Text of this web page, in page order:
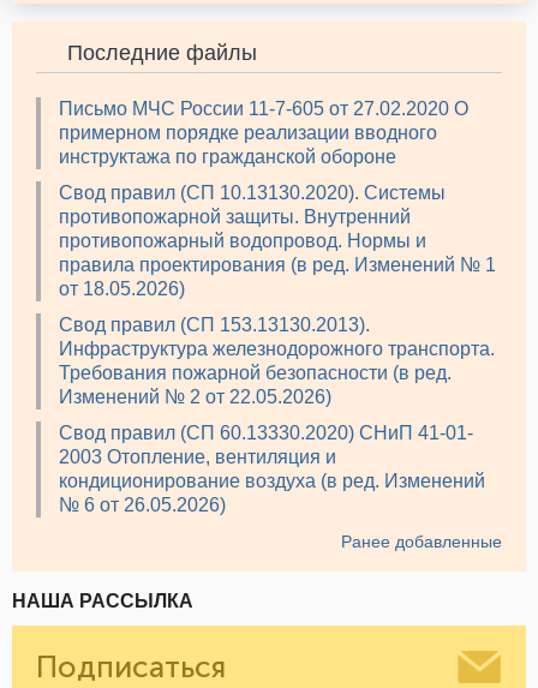
Последние файлы
Письмо МЧС России 11-7-605 от 27.02.2020 О
примерном порядке реализации вводного
инструктажа по гражданской обороне
Свод правил (СП 10.13130.2020). Системы
противопожарной защиты. Внутренний
противопожарный водопровод. Нормы и
правила проектирования (в ред. Изменений № 1
от 18.05.2026)
Свод правил (СП 153.13130.2013).
Инфраструктура железнодорожного транспорта.
Требования пожарной безопасности (в ред.
Изменений № 2 от 22.05.2026)
Свод правил (СП 60.13330.2020) СНиП 41-01-
2003 Отопление, вентиляция и
кондиционирование воздуха (в ред. Изменений
№ 6 от 26.05.2026)
Ранее добавленные
НАША РАССЫЛКА
Подписаться